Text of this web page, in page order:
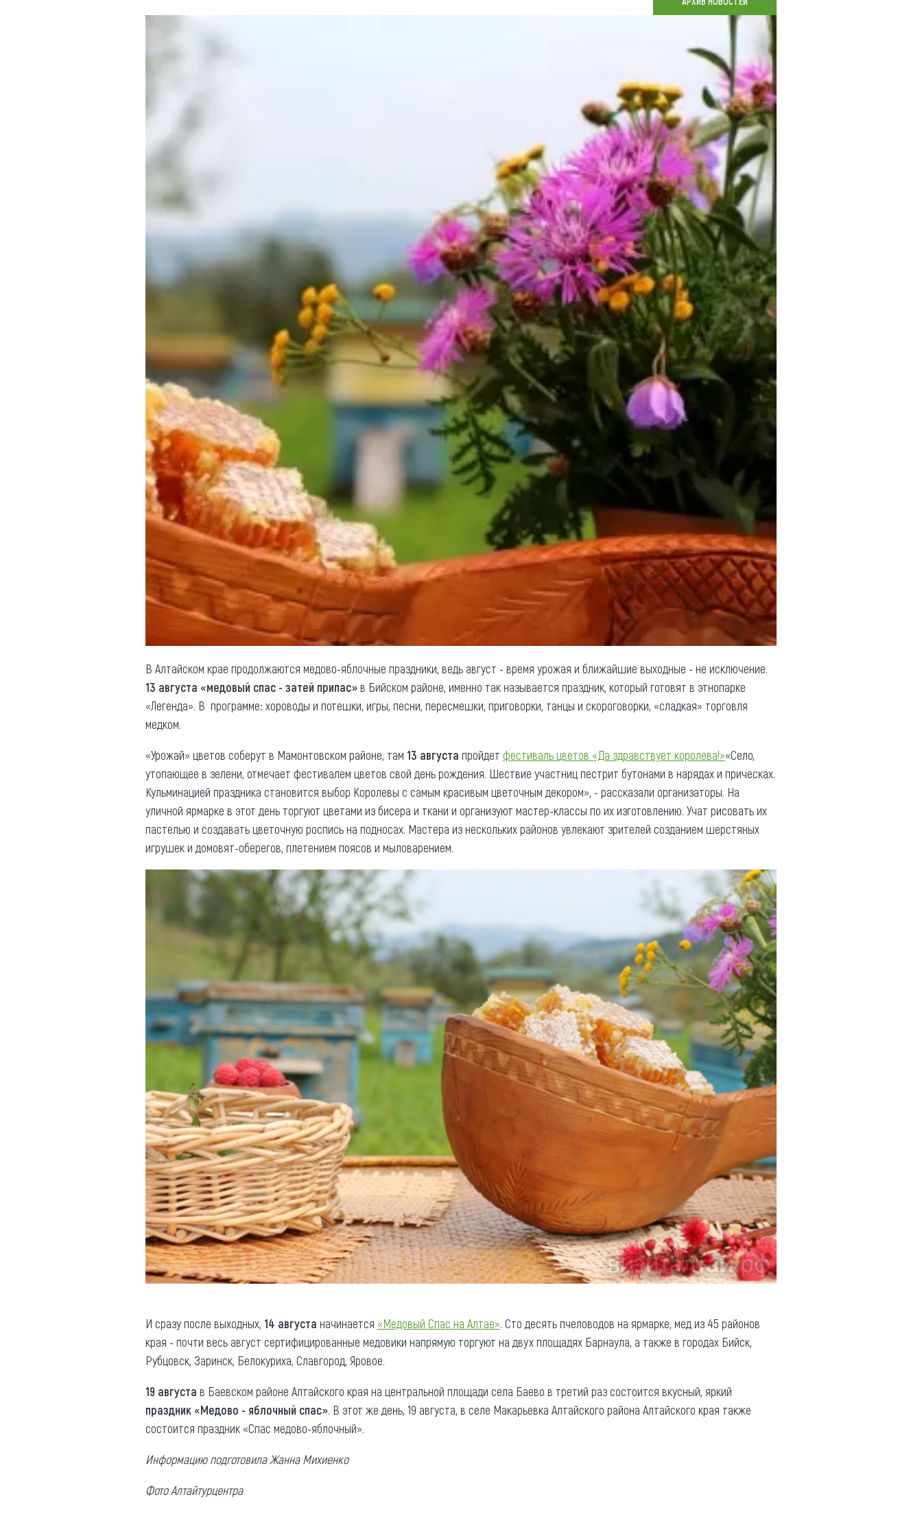
Люди, прославившие Алтай
Коллекция впечатлений
Блог путешественника
Видеогалерея
Фотогалерея
Реестр туроператоров
Реестр туристических
агентств Алтайского края
Противодействие коррупции
В Алтайском крае продолжаются медово-яблочные праздники, ведь август - время урожая и ближайшие выходные - не исключение.
13 августа «медовый спас - затей припас»в Бийском районе, именно так называется праздник, который готовят в этнопарке
«Легенда». В программе: хороводы и потешки, игры, песни, пересмешки, приговорки, танцы и скороговорки, «сладкая» торговля
медком.
«Урожай» цветов соберут в Мамонтовском районе, там 13 августа пройдет фестиваль цветов «Да здравствует королева!»«Село,
утопающее в зелени, отмечает фестивалем цветов свой день рождения. Шествие участниц пестрит бутонами в нарядах и прическах.
Кульминацией праздника становится выбор Королевы с самым красивым цветочным декором», - рассказали организаторы. На
уличной ярмарке в этот день торгуют цветами из бисера и ткани и организуют мастер-классы по их изготовлению. Учат рисовать их
пастелью и создавать цветочную роспись на подносах. Мастера из нескольких районов увлекают зрителей созданием шерстяных
игрушек и домовят-оберегов, плетением поясов и мыловарением.
И сразу после выходных, 14 августа начинается «Медовый Спас на Алтае». Сто десять пчеловодов на ярмарке, мед из 45 районов
края - почти весь август сертифицированные медовики напрямую торгуют на двух площадях Барнаула, а также в городах Бийск,
Рубцовск, Заринск, Белокуриха, Славгород, Яровое.
19 августа в Баевском районе Алтайского края на центральной площади села Баево в третий раз состоится вкусный, яркий
праздник «Медово - яблочный спас». В этот же день, 19 августа, в селе Макарьевка Алтайского района Алтайского края также
состоится праздник «Спас медово-яблочный».
Информацию подготовила Жанна Михиенко
Фото Алтайтурцентра